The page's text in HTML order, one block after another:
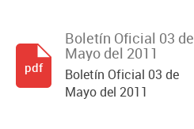
Boletín Oficial 03 de
Mayo del 2011
Boletín Oficial 03 de
Mayo del 2011
pdf